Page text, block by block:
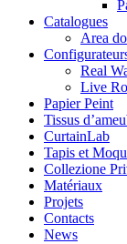
Catalogues
Area
Real
Live
Papier Peint
Tissus
CurtainLab
Tapis et
Collezione
Matériaux
Projets
Contacts
News